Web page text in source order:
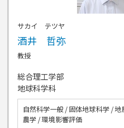
サカイ テツヤ
酒井 哲弥
教授
総合理工学部
地球科学科
自然科学一般 / 固体地球科学 /
農学 / 環境影響評価